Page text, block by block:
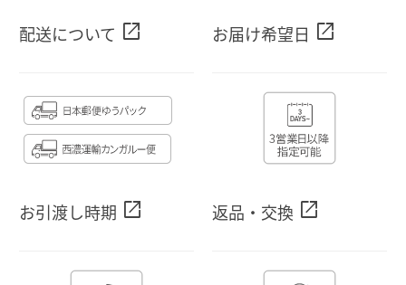
配送について open_in_new お届け希望日 open_in_new
お引渡し時期 open_in_new 返品・交換 open_in_new